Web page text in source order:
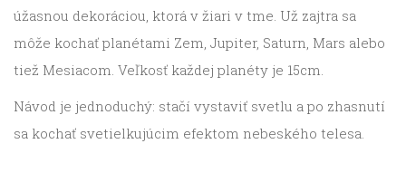
úžasnou dekoráciou, ktorá v žiari v tme. Už zajtra sa
môže kochať planétami Zem, Jupiter, Saturn, Mars alebo
tiež Mesiacom. Veľkosť každej planéty je 15cm.
Návod je jednoduchý: stačí vystaviť svetlu a po zhasnutí
sa kochať svetielkujúcim efektom nebeského telesa.